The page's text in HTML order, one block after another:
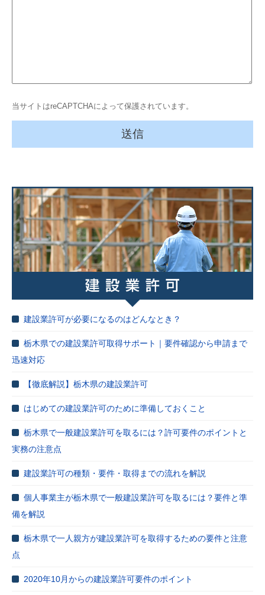
当サイトはreCAPTCHAによって保護されています。
建設業許可が必要になるのはどんなとき？
栃木県での建設業許可取得サポート｜要件確認から申請まで
迅速対応
【徹底解説】栃木県の建設業許可
はじめての建設業許可のために準備しておくこと
栃木県で一般建設業許可を取るには？許可要件のポイントと
実務の注意点
建設業許可の種類・要件・取得までの流れを解説
個人事業主が栃木県で一般建設業許可を取るには？要件と準
備を解説
栃木県で一人親方が建設業許可を取得するための要件と注意
点
2020年10月からの建設業許可要件のポイント